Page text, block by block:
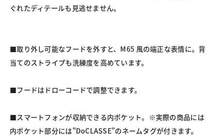
ぐれたディテールも見逃せません。
■取り外し可能なフードを外すと、M65 風の端正な表情に。背
当てのストライプも洗練度を高めています。
■フードはドローコードで調整できます。
■スマートフォンが収納できる内ポケット。※実際の商品には
内ポケット部分には"DoCLASSE"のネームタグが付きます。